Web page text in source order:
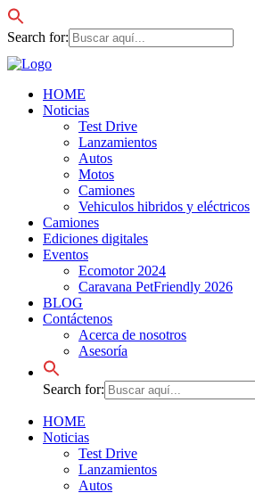
Search for:
HOME
Noticias
Test Drive
Lanzamientos
Autos
Motos
Camiones
Vehiculos hibridos y eléctricos
Camiones
Ediciones digitales
Eventos
Ecomotor 2024
Caravana PetFriendly 2026
BLOG
Contáctenos
Acerca de nosotros
Asesoría
Search for:
HOME
Noticias
Test Drive
Lanzamientos
Autos